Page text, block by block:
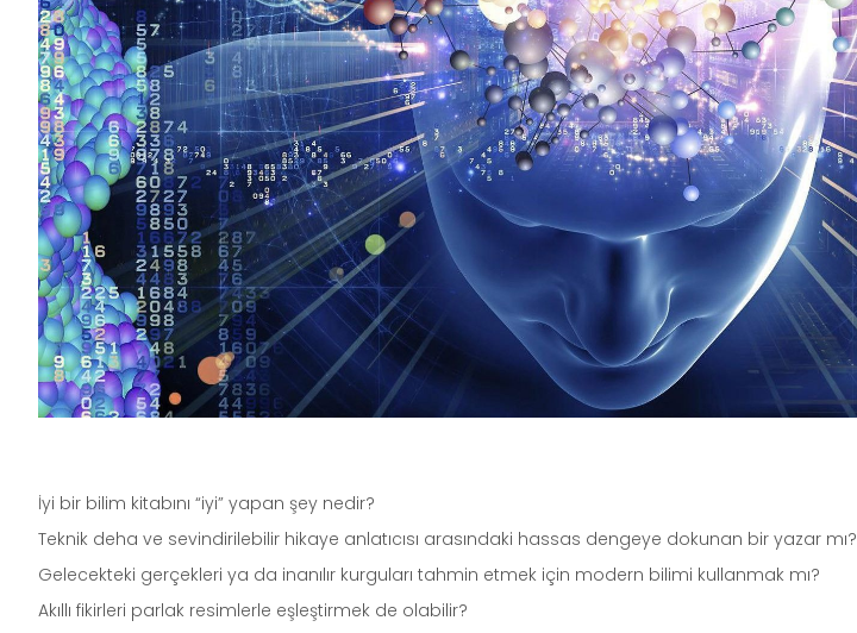
İyi bir bilim kitabını “iyi” yapan şey nedir?
Teknik deha ve sevindirilebilir hikaye anlatıcısı arasındaki hassas dengeye dokunan bir yazar mı?
Gelecekteki gerçekleri ya da inanılır kurguları tahmin etmek için modern bilimi kullanmak mı?
Akıllı fikirleri parlak resimlerle eşleştirmek de olabilir?